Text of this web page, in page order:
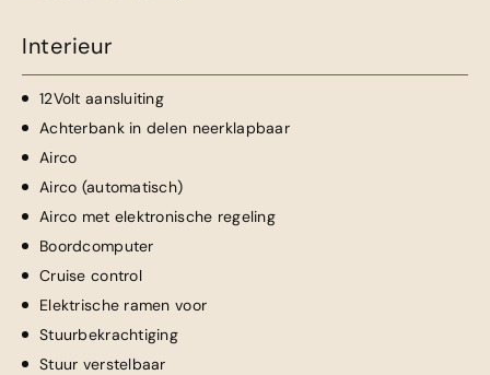
Interieur
12Volt aansluiting
Achterbank in delen neerklapbaar
Airco
Airco (automatisch)
Airco met elektronische regeling
Boordcomputer
Cruise control
Elektrische ramen voor
Stuurbekrachtiging
Stuur verstelbaar